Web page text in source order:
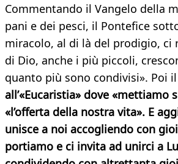
Commentando il Vangelo della
pani e dei pesci, il Pontefice
miracolo, al di là del prodigio, ci
di Dio, anche i più piccoli,
quanto più sono condivisi». Poi
all’«Eucaristia» dove «mettiamo
«l’offerta della nostra vita». E
unisce a noi accogliendo con
portiamo e ci invita ad unirci a